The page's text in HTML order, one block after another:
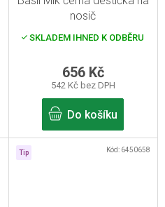
nosič
SKLADEM IHNED K ODBĚRU
542 Kč bez DPH
656 Kč
Do košíku
Tip Kód: 6450658